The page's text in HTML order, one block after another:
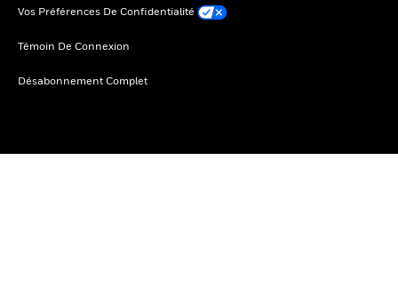
Vos Préférences De Confidentialité
Témoin De Connexion
Désabonnement Complet